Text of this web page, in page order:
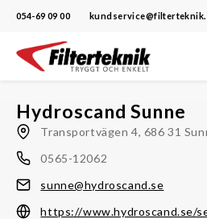
054-69 09 00
Hoppa
innehåll
Hydroscand Sunne
Transportvägen 4, 686 31
0565-12062
sunne@hydroscand.se
https://www.hydroscand.se/